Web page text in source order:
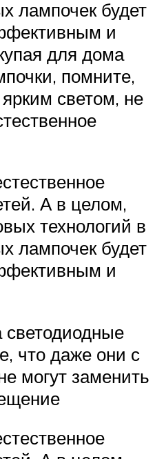
лампочек будет
и
для дома
помните,
светом, не
А в целом,
технологий в
лампочек будет
и
что даже они с
могут заменить